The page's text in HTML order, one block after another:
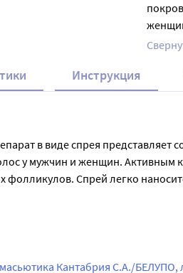
Инструкция
в виде спрея
у мужчин и женщин. Активным
Спрей легко
2 раза в день на пораженные
Кантабрия С.А./БЕЛУПО,